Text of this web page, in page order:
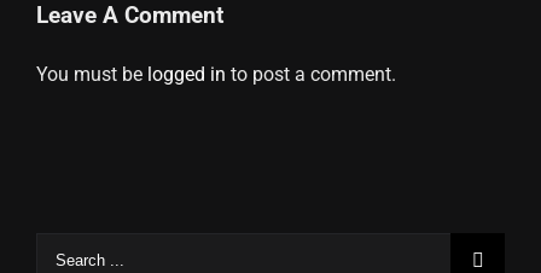
Leave A Comment
You must be logged in to post a comment.
Search